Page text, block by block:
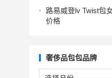
路易威登lv Twist包
价格
奢侈品包包品牌
奢